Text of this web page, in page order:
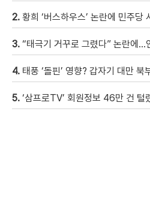
2. 황희 ‘버스하우스’ 논란에 민주
3. “태극기 거꾸로 그렸다” 논란에…
4. 태풍 ‘돌핀’ 영향? 갑자기 대만 북부 뒤덮은 대형
5. ‘삼프로TV’ 회원정보 46만 건